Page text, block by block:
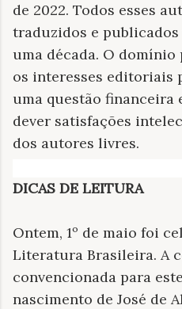
de 2022. Todos esses
traduzidos e publicados
uma década. O
os interesses editoriais
uma questão financeira
dever satisfações
dos autores livres.
DICAS DE LEITURA
Ontem, 1º de maio foi
Literatura Brasileira. A
convencionada para
nascimento de José de